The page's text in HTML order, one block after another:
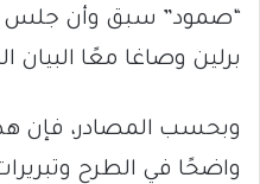
“صمود” سبق وأن جلس
برلين وصاغا معًا
وبحسب المصادر، فإن
واضحًا في الطرح